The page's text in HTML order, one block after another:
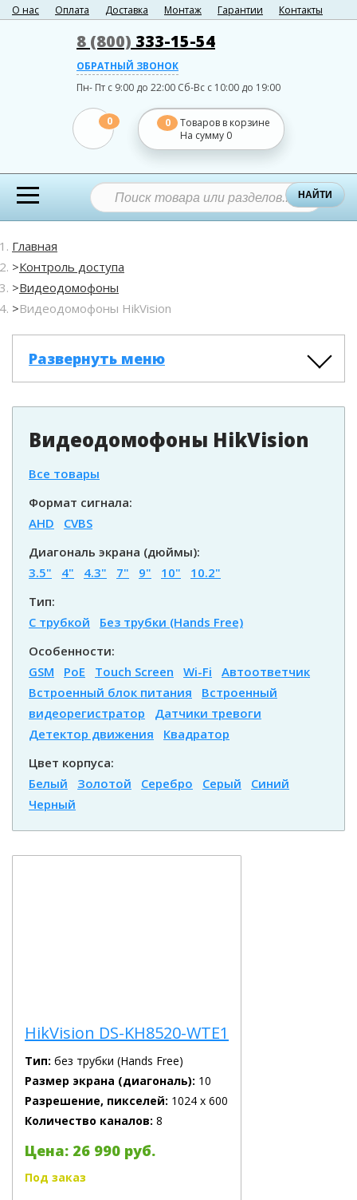
О нас Оплата Доставка Монтаж Гарантии Контакты
8 (800) 333-15-54
ОБРАТНЫЙ ЗВОНОК
Пн- Пт с 9:00 до 22:00 Сб-Вс с 10:00 до 19:00
0 0
Товаров в корзине
На сумму 0
НАЙТИ
Главная
Контроль доступа
Видеодомофоны
Видеодомофоны HikVision
Развернуть меню
Видеодомофоны HikVision
Все товары
Формат сигнала:
AHD
CVBS
Диагональ экрана (дюймы):
3.5"
4" 4.3" 7" 9" 10"
10.2"
Тип:
С трубкой
Без трубки (Hands Free)
Особенности:
GSM
PoE Touch Screen Wi-Fi
Автоответчик
Встроенный блок питания
Встроенный
видеорегистратор
Датчики тревоги
Детектор движения
Квадратор
Цвет корпуса:
Белый
Золотой Серебро Серый
Синий
Черный
HikVision DS-KH8520-WTE1
Тип: без трубки (Hands Free)
Размер экрана (диагональ): 10
Разрешение, пикселей: 1024 x 600
Количество каналов: 8
Цена: 26 990 руб.
Под заказ